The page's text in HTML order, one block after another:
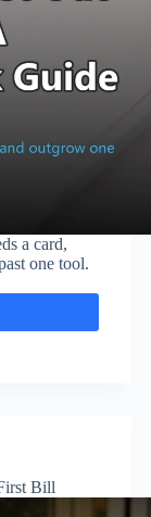
a card,
one tool.
Bill